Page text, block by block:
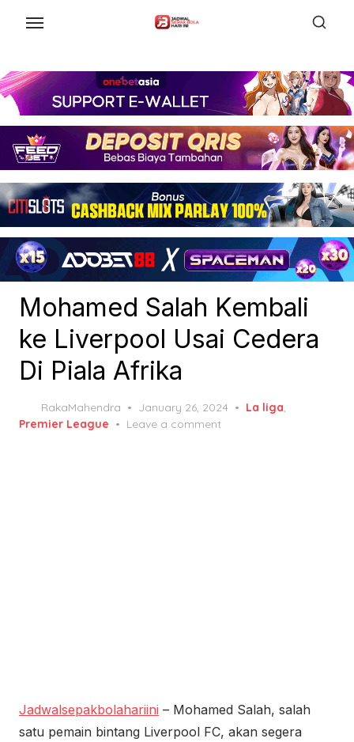
content
Mohamed Salah Kembali
ke Liverpool Usai Cedera
Di Piala Afrika
RakaMahendra
Posted
on
January 26, 2024 La liga,
Premier League
Leave a comment
Jadwalsepakbolahariini – Mohamed Salah, salah
satu pemain bintang Liverpool FC, akan segera